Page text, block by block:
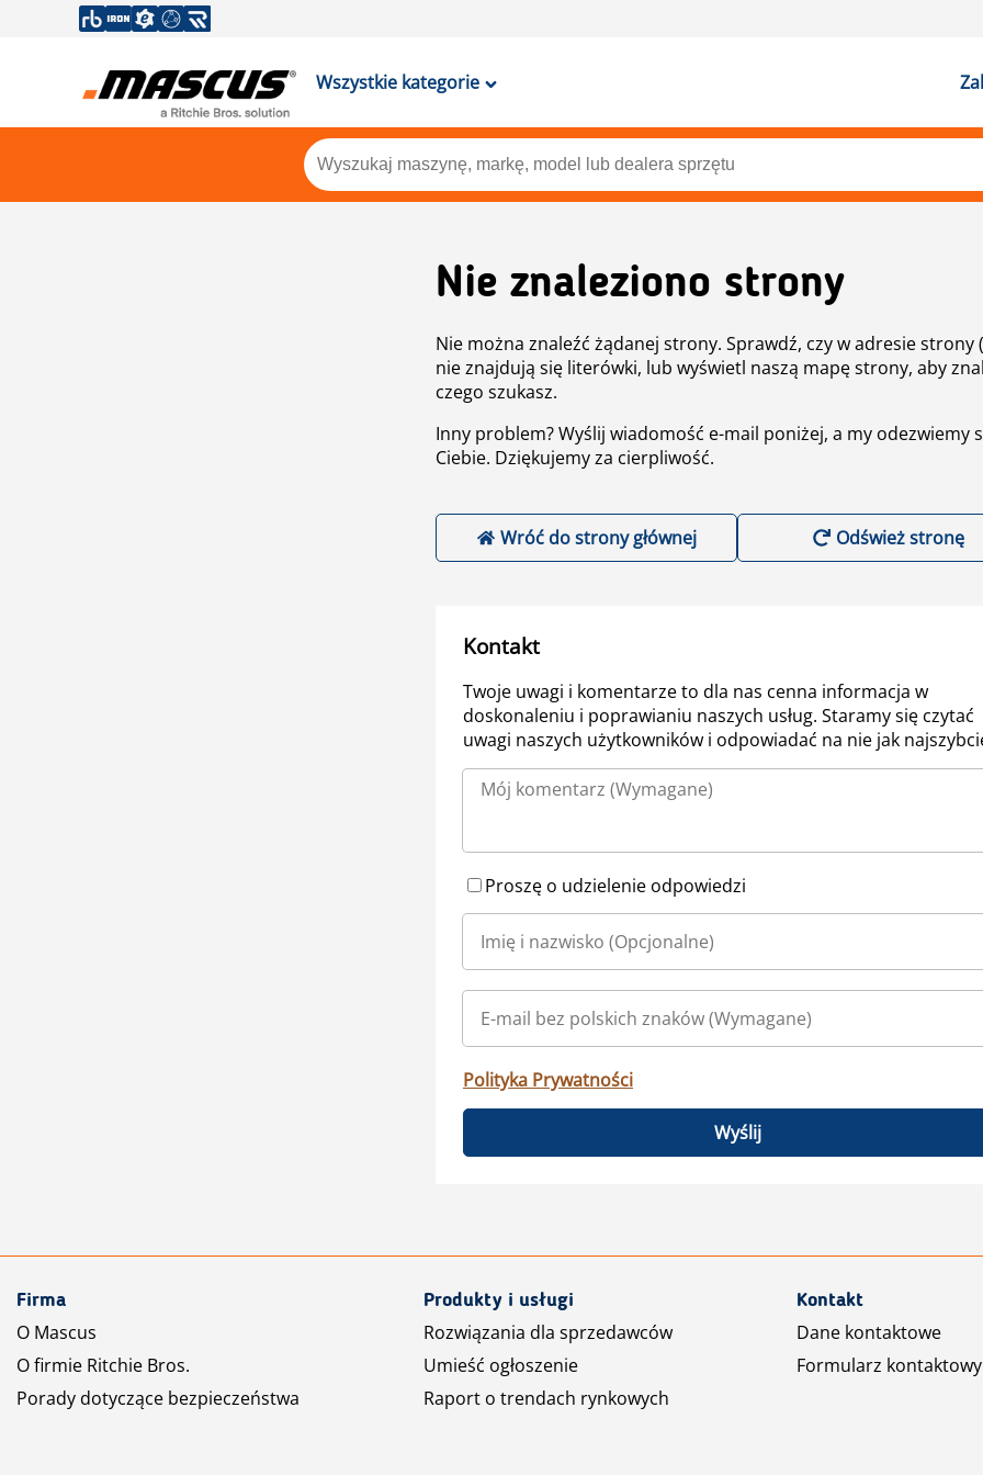
Wszystkie kategorie
Nie znaleziono strony
Nie można znaleźć żądanej strony. Sprawdź, czy w adresie strony
nie znajdują się literówki, lub wyświetl naszą mapę strony, aby
czego szukasz.
Inny problem? Wyślij wiadomość e-mail poniżej, a my odezwiemy
Ciebie. Dziękujemy za cierpliwość.
Wróć do strony głównej Odśwież stronę
Kontakt
Twoje uwagi i komentarze to dla nas cenna informacja w
doskonaleniu i poprawianiu naszych usług. Staramy się czytać
uwagi naszych użytkowników i odpowiadać na nie jak
Proszę o udzielenie odpowiedzi
Polityka Prywatności
Wyślij
Firma
O Mascus
O firmie Ritchie Bros.
Porady dotyczące bezpieczeństwa
Produkty i usługi
Rozwiązania dla sprzedawców
Umieść ogłoszenie
Raport o trendach rynkowych
Kontakt
Dane kontaktowe
Formularz kontaktowy